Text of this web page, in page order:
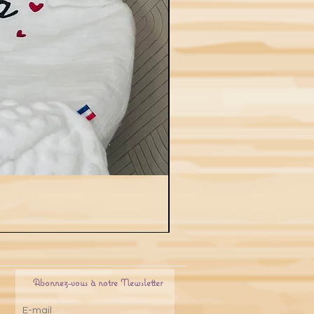
Abonnez-vous à notre Newsletter
E-mail